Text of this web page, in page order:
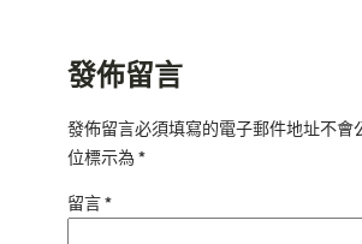
發佈留言
發佈留言必須填寫的電子郵件地址不會
位標示為*
留言*